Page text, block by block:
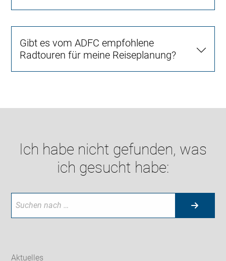
Gibt es vom ADFC empfohlene
Radtouren für meine Reiseplanung?
Ich habe nicht gefunden, was
ich gesucht habe:
Aktuelles